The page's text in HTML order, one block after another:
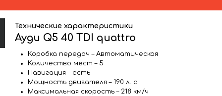
Технические характеристики
Ауди Q5 40 TDI quattro
Коробка передач – Автоматическая
Количество мест – 5
Навигация – есть
Мощность двигателя – 190 л. с.
Максимальная скорость – 218 км/ч